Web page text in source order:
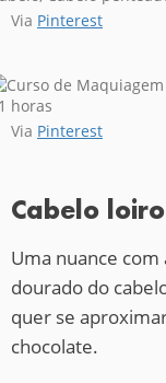
Via Pinterest
Via Pinterest
Cabelo
Uma nuance
dourado do
quer se
chocolate.